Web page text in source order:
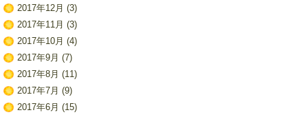
2017年12月 (3)
2017年11月 (3)
2017年10月 (4)
2017年9月 (7)
2017年8月 (11)
2017年7月 (9)
2017年6月 (15)